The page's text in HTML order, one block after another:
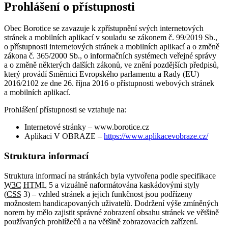
Prohlášení o přístupnosti
Obec Borotice se zavazuje k zpřístupnění svých internetových
stránek a mobilních aplikací v souladu se zákonem č. 99/2019 Sb.,
o přístupnosti internetových stránek a mobilních aplikací a o změně
zákona č. 365/2000 Sb., o informačních systémech veřejné správy
a o změně některých dalších zákonů, ve znění pozdějších předpisů,
který provádí Směrnici Evropského parlamentu a Rady (EU)
2016/2102 ze dne 26. října 2016 o přístupnosti webových stránek
a mobilních aplikací.
Prohlášení přístupnosti se vztahuje na:
Internetové stránky – www.borotice.cz
Aplikaci V OBRAZE – https://www.aplikacevobraze.cz/
Struktura informací
Struktura informací na stránkách byla vytvořena podle specifikace
W3C HTML 5 a vizuálně naformátována kaskádovými styly
(CSS 3) – vzhled stránek a jejich funkčnost jsou podřízeny
možnostem handicapovaných uživatelů. Dodržení výše zmíněných
norem by mělo zajistit správné zobrazení obsahu stránek ve většině
používaných prohlížečů a na většině zobrazovacích zařízení.